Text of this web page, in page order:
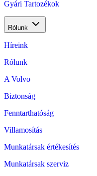
Gyári Tartozékok
Rólunk
Híreink
Rólunk
A Volvo
Biztonság
Fenntarthatóság
Villamosítás
Munkatársak értékesítés
Munkatársak szerviz